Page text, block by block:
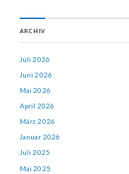
ARCHIV
Juli 2026
Juni 2026
Mai 2026
April 2026
März 2026
Januar 2026
Juli 2025
Mai 2025